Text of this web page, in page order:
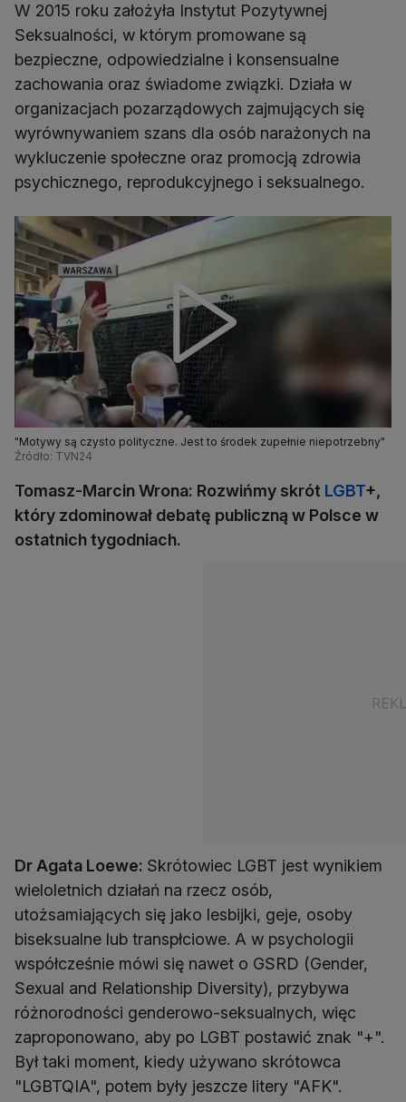
W 2015 roku założyła Instytut Pozytywnej
Seksualności, w którym promowane są
bezpieczne, odpowiedzialne i konsensualne
zachowania oraz świadome związki. Działa w
organizacjach pozarządowych zajmujących się
wyrównywaniem szans dla osób narażonych na
wykluczenie społeczne oraz promocją zdrowia
psychicznego, reprodukcyjnego i seksualnego.
"Motywy są czysto polityczne. Jest to środek zupełnie niepotrzebny"
Źródło: TVN24
Tomasz-Marcin Wrona: Rozwińmy skrót LGBT+,
który zdominował debatę publiczną w Polsce w
ostatnich tygodniach.
Dr Agata Loewe: Skrótowiec LGBT jest wynikiem
wieloletnich działań na rzecz osób,
utożsamiających się jako lesbijki, geje, osoby
biseksualne lub transpłciowe. A w psychologii
współcześnie mówi się nawet o GSRD (Gender,
Sexual and Relationship Diversity), przybywa
różnorodności genderowo-seksualnych, więc
zaproponowano, aby po LGBT postawić znak "+".
Był taki moment, kiedy używano skrótowca
"LGBTQIA", potem były jeszcze litery "AFK".